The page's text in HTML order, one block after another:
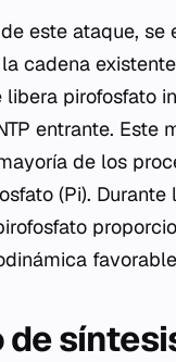
este ataque,
cadena
pirofosfato
entrante. Este
de los
(Pi).